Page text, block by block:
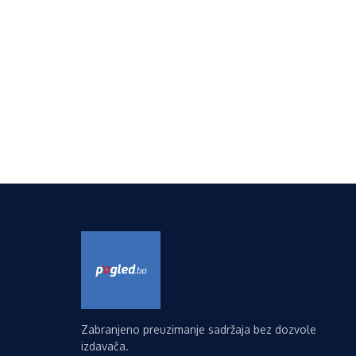
Zabranjeno preuzimanje sadržaja bez dozvole
izdavača.